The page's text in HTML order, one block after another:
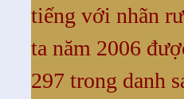
tiếng với nhãn
ta năm 2006
297 trong danh